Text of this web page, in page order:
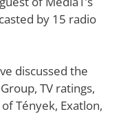
by 15 radio
discussed the
TV ratings,
Tények, Exatlon,